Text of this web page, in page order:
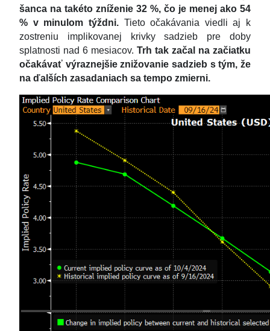
šanca na takéto zníženie 32 %, čo je menej ako 54
% v minulom týždni. Tieto očakávania viedli aj k
zostreniu implikovanej krivky sadzieb pre doby
splatnosti nad 6 mesiacov. Trh tak začal na začiatku
očakávať výraznejšie znižovanie sadzieb s tým, že
na ďalších zasadaniach sa tempo zmierni.